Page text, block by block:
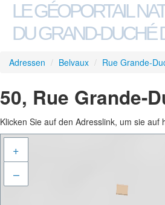
LE GÉOPORTAIL
DU GRAND-DUCHÉ
Adressen / Belvaux / Rue Grande-
50, Rue Grande-
Klicken Sie auf den Adresslink, um sie
+
–